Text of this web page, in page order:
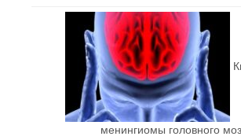
менингиомы головного